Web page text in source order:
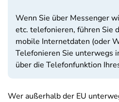
Wenn Sie über Messenger
etc. telefonieren, führen Sie
mobile Internetdaten (oder
Telefonieren Sie unterwegs
über die Telefonfunktion
Wer außerhalb der EU